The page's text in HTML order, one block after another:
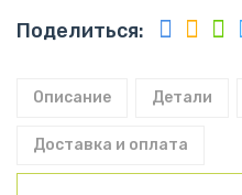
Поделиться:
Описание Детали
Доставка и оплата